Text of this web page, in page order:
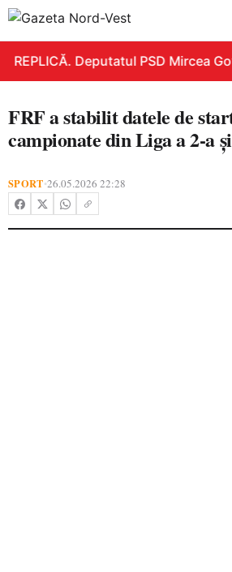
REPLICĂ. Deputatul PSD Mircea
FRF a stabilit datele de
campionate din Liga a 2-a
SPORT•26.05.2026 22:28